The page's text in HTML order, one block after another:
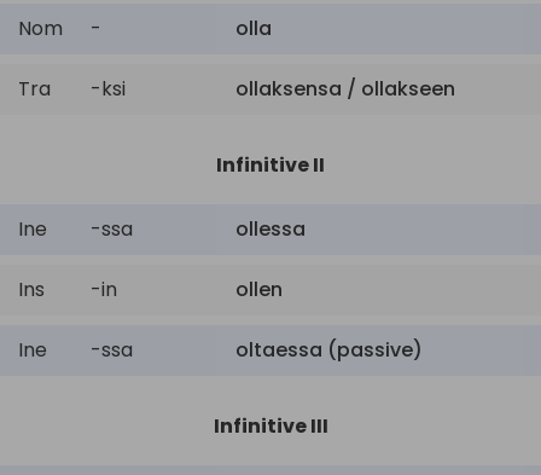
Nom - olla
Tra -ksi ollaksensa / ollakseen
Infinitive II
Ine -ssa ollessa
Ins -in ollen
Ine -ssa oltaessa (passive)
Infinitive III